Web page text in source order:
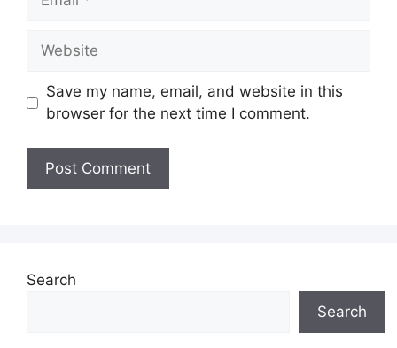
Website
Save my name, email, and website in this
browser for the next time I comment.
Search
Search